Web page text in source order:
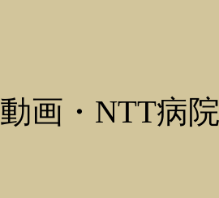
動画・NTT病